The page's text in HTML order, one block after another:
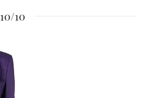
10/10